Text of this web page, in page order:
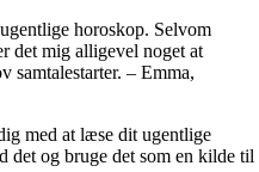
horoskop. Selvom
det mig alligevel noget at
samtalestarter. – Emma,
med at læse dit ugentlige
det og bruge det som en kilde til